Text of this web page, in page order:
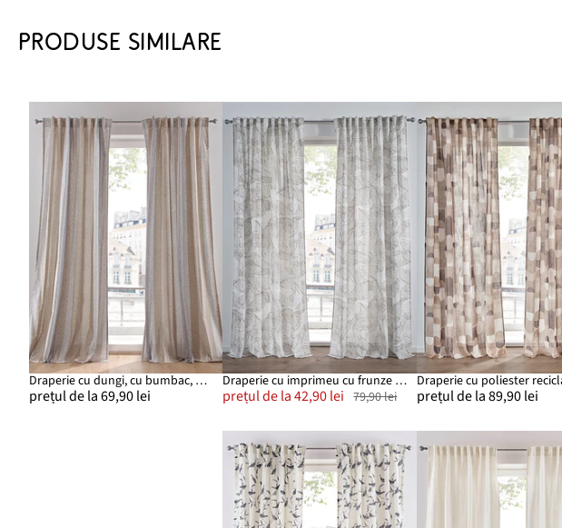
PRODUSE SIMILARE
Draperie cu dungi, cu bumbac, disponibilă și la lungime extra (1 buc.)
prețul de la 69,90 lei
Draperie cu imprimeu cu frunze (1 buc.)
prețul de la 42,90 lei 79,90 lei prețul de la 89,90 lei